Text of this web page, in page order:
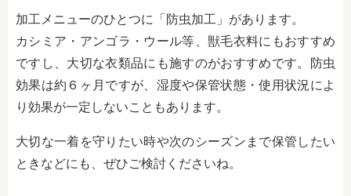
加工メニューのひとつに「防虫加工」があります。
カシミア・アンゴラ・ウール等、獣毛衣料にもおすすめ
ですし、大切な衣類品にも施すのがおすすめです。防虫
効果は約６ヶ月ですが、湿度や保管状態・使用状況によ
り効果が一定しないこともあります。
大切な一着を守りたい時や次のシーズンまで保管したい
ときなどにも、ぜひご検討くださいね。